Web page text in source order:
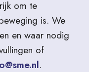
om te
is. We
en waar nodig
of
.